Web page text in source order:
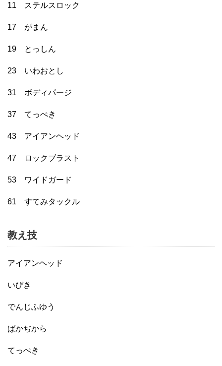
11 ステルスロック
17 がまん
19 とっしん
23 いわおとし
31 ボディパージ
37 てっぺき
43 アイアンヘッド
47 ロックブラスト
53 ワイドガード
61 すてみタックル
教え技
アイアンヘッド
いびき
でんじふゆう
ばかぢから
てっぺき